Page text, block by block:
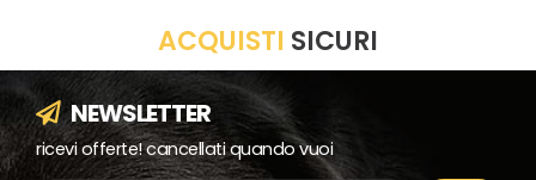
ACQUISTI SICURI
NEWSLETTER
ricevi offerte! cancellati quando vuoi